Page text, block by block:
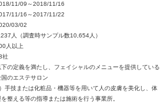
11/09～2018/11/16
11/16～2017/11/22
03/02
人（調査時サンプル数10,654人）
人以上
社
下の定義を満たし、フェイシャルのメニューを提供している
国のエステサロン
手技または化粧品・機器等を用いて人の皮膚を美化し、体
を整える等の指導または施術を行う事業所。